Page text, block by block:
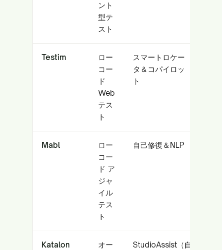
ント
型テ
スト
Testim
ロー
コー
ド
Web
テス
ト
スマートロケー
タ＆コパイロッ
ト
Mabl
ロー
コー
ド ア
ジャ
イル
テス
ト
自己修復＆NLP
Katalon
オー
StudioAssist（自